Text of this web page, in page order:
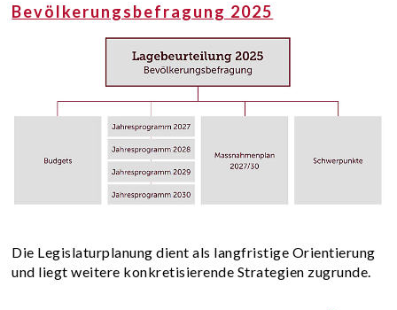
Bevölkerungsbefragung 2025
Die Legislaturplanung dient als langfristige Orientierung
und liegt weitere konkretisierende Strategien zugrunde.